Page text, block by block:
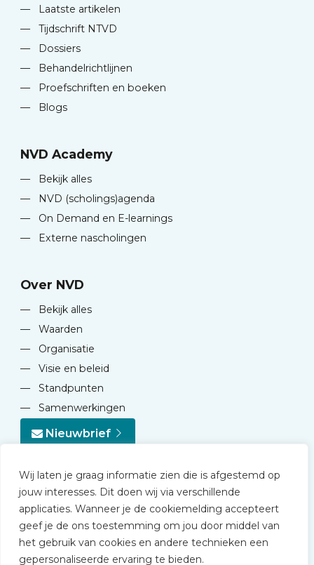
Wij laten je graag informatie zien die is afgestemd op
jouw interesses. Dit doen wij via verschillende
applicaties. Wanneer je de cookiemelding accepteert
geef je de ons toestemming om jou door middel van
het gebruik van cookies en andere technieken een
gepersonaliseerde ervaring te bieden.
—
Laatste artikelen
—
Tijdschrift NTVD
—
Dossiers
—
Behandelrichtlijnen
—
Proefschriften en boeken
—
Blogs
NVD Academy
—
Bekijk alles
—
NVD (scholings)agenda
—
On Demand en E-learnings
—
Externe nascholingen
Over NVD
—
Bekijk alles
—
Waarden
—
Organisatie
—
Visie en beleid
—
Standpunten
—
Samenwerkingen
Nieuwbrief
© 2026 NVD
Privacy statement
Disclaimer